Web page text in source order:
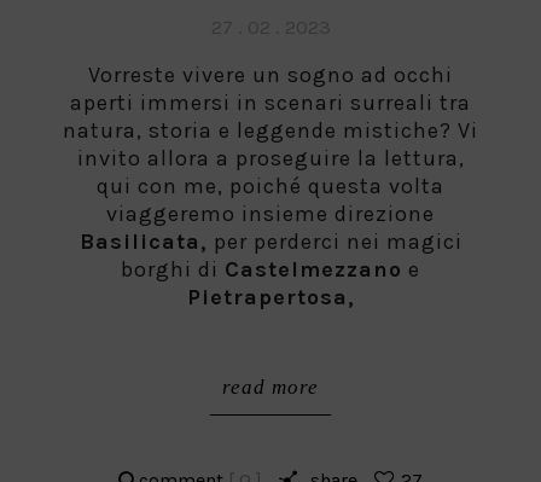
Vorreste vivere un sogno ad occhi
aperti immersi in scenari surreali tra
natura, storia e leggende mistiche? Vi
invito allora a proseguire la lettura,
qui con me, poiché questa volta
viaggeremo insieme direzione
Basilicata, per perderci nei magici
borghi di Castelmezzano e
Pietrapertosa,
read more